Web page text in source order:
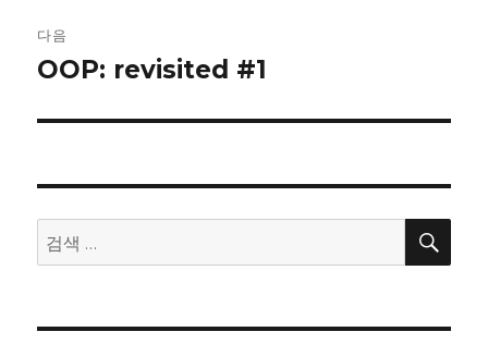
이
션
다음
다
글:
OOP: revisited #1
검
색:
검